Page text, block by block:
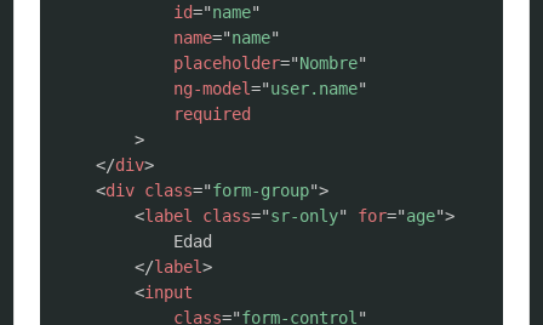
id="name"
name="name"
placeholder="Nombre"
ng-model="user.name"
required
>
</div>
<div class="form-group">
<label class="sr-only" for="age">
            Edad
</label>
<input
class="form-control "